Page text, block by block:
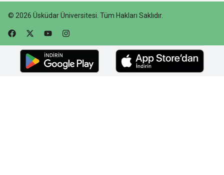
© 2026 Üsküdar Üniversitesi Tüm Hakları Saklıdır.